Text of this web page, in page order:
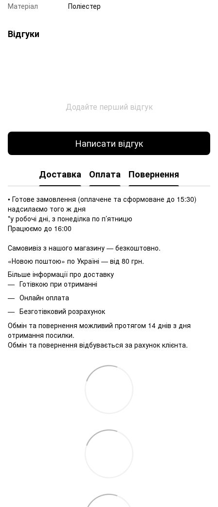
Матеріал
Поліестер
Відгуки
Додайте перший відгук
Написати відгук
Доставка Оплата Повернення
• Готове замовлення (оплачене та сформоване до 15:30)
надсилаємо того ж дня
*у робочі дні, з понеділка по п’ятницю
Працюємо до 16:00
Самовивіз з нашого магазину — безкоштовно.
«Новою поштою» по Україні — від 80 грн.
Більше інформації про доставку
Готівкою при отриманні
Онлайн оплата
Безготівковий розрахунок
Обмін та повернення можливий протягом 14 днів з дня
отримання посилки.
Обмін та повернення відбувається за рахунок клієнта.